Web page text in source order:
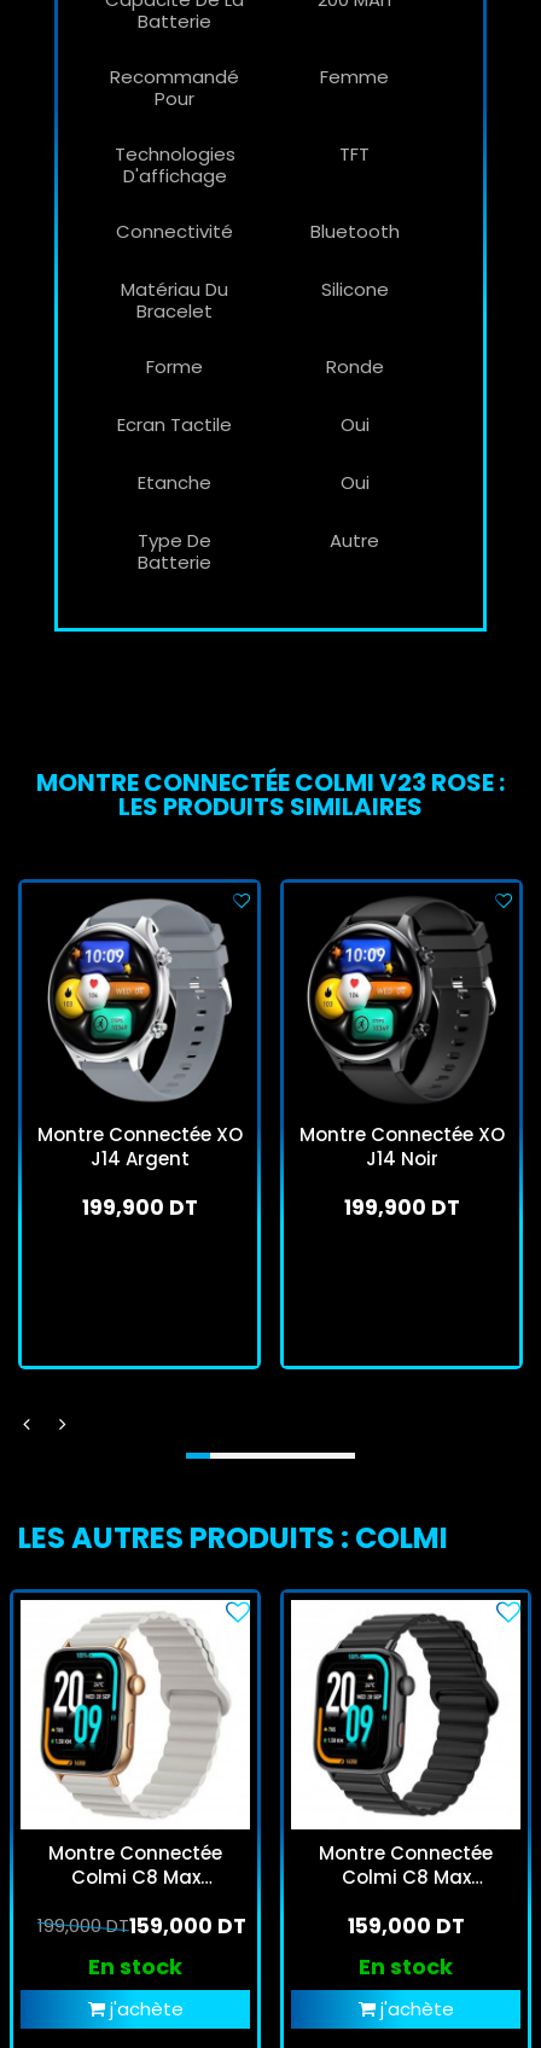
Batterie
Recommandé
Pour
Femme
Technologies
D'affichage
TFT
Connectivité Bluetooth
Matériau Du
Bracelet
Silicone
Forme Ronde
Ecran Tactile Oui
Etanche Oui
Type De
Batterie
Autre
MONTRE CONNECTÉE COLMI V23 ROSE :
LES PRODUITS SIMILAIRES
Montre Connectée XO
J14 Argent
199,900 DT
Montre Connectée XO
J14 Noir
199,900 DT
LES AUTRES PRODUITS : COLMI
Montre Connectée
Colmi C8 Max
159,000 DT
199,000 DT
En stock
j'achète
Montre Connectée
Colmi C8 Max
159,000 DT
En stock
j'achète